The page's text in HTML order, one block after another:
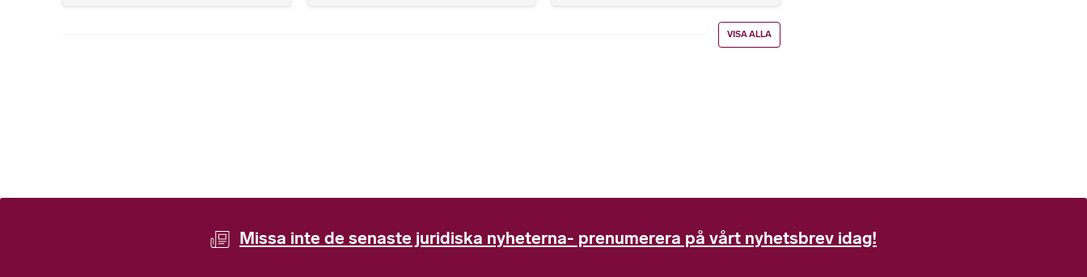
VISA ALLA
Missa inte de senaste juridiska nyheterna- prenumerera på vårt nyhetsbrev idag!